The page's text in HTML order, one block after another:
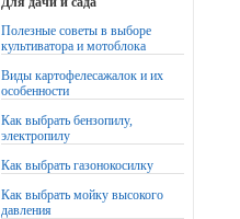
Полезные советы в выборе
культиватора и мотоблока
Виды картофелесажалок и их
особенности
Как выбрать бензопилу,
электропилу
Как выбрать газонокосилку
Как выбрать мойку высокого
давления